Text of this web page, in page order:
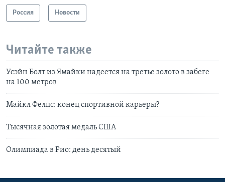
Россия Новости
Читайте также
Усэйн Болт из Ямайки надеется на третье золото в забеге
на 100 метров
Майкл Фелпс: конец спортивной карьеры?
Тысячная золотая медаль США
Олимпиада в Рио: день десятый